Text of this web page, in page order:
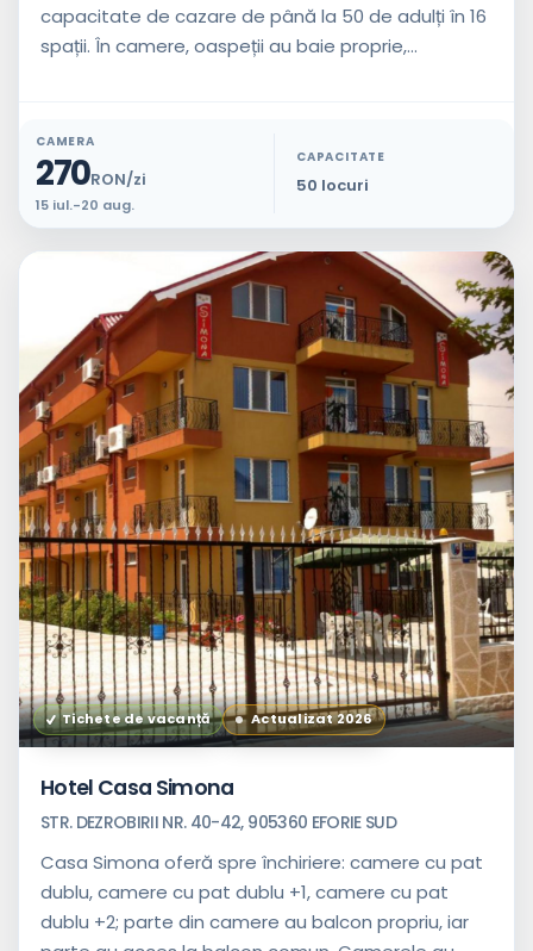
capacitate de cazare de până la 50 de adulți în 16
spații. În camere, oaspeții au baie proprie,...
CAMERA
270RON/zi
15 iul.-20 aug.
CAPACITATE
50 locuri
Tichete de vacanță Actualizat 2026
Hotel Casa Simona
STR. DEZROBIRII NR. 40-42, 905360 EFORIE SUD
Casa Simona oferă spre închiriere: camere cu pat
dublu, camere cu pat dublu +1, camere cu pat
dublu +2; parte din camere au balcon propriu, iar